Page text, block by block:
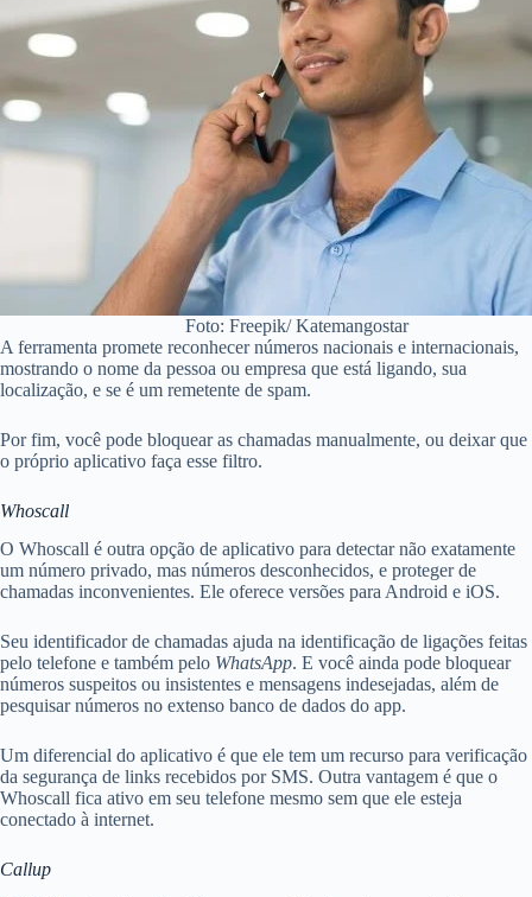
Foto: Freepik/ Katemangostar
A ferramenta promete reconhecer números nacionais e internacionais,
mostrando o nome da pessoa ou empresa que está ligando, sua
localização, e se é um remetente de spam.
Por fim, você pode bloquear as chamadas manualmente, ou deixar que
o próprio aplicativo faça esse filtro.
Whoscall
O Whoscall é outra opção de aplicativo para detectar não exatamente
um número privado, mas números desconhecidos, e proteger de
chamadas inconvenientes. Ele oferece versões para Android e iOS.
Seu identificador de chamadas ajuda na identificação de ligações feitas
pelo telefone e também pelo WhatsApp. E você ainda pode bloquear
números suspeitos ou insistentes e mensagens indesejadas, além de
pesquisar números no extenso banco de dados do app.
Um diferencial do aplicativo é que ele tem um recurso para verificação
da segurança de links recebidos por SMS. Outra vantagem é que o
Whoscall fica ativo em seu telefone mesmo sem que ele esteja
conectado à internet.
Callup